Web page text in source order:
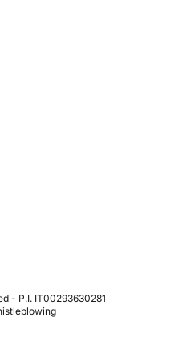
- P.I. IT00293630281